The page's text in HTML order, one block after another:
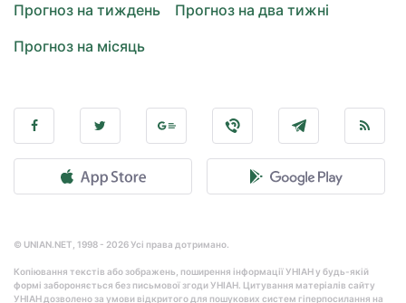
Прогноз на тиждень
Прогноз на два тижні
Прогноз на місяць
© UNIAN.NET, 1998 - 2026 Усі права дотримано.
Копіювання текстів або зображень, поширення інформації УНІАН у будь-якій
формі забороняється без письмової згоди УНІАН. Цитування матеріалів сайту
УНІАН дозволено за умови відкритого для пошукових систем гіперпосилання на